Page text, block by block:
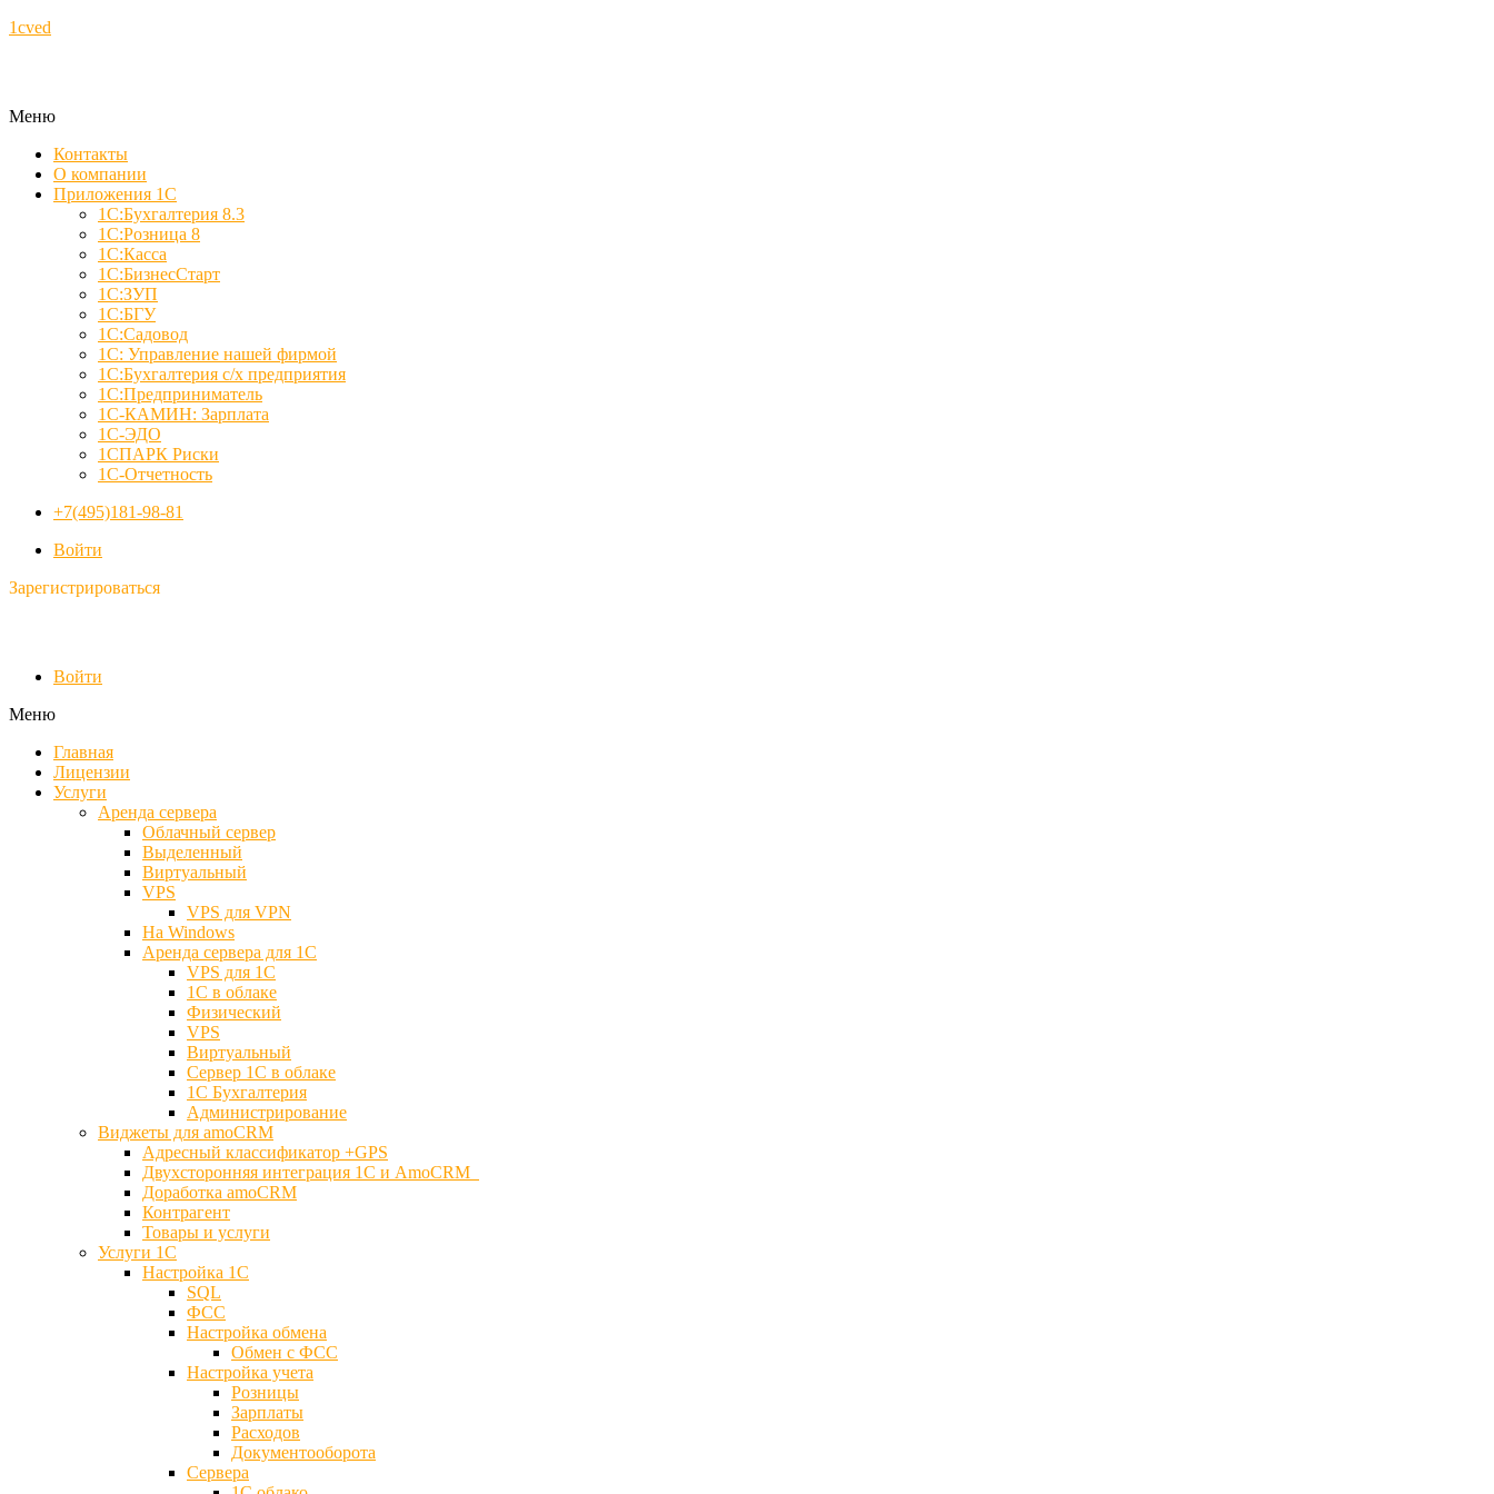
1cved
Меню
Контакты
О компании
Приложения 1С
1С:Бухгалтерия 8.3
1С:Розница 8
1С:Касса
1С:БизнесСтарт
1С:ЗУП
1С:БГУ
1С:Садовод
1С: Управление нашей фирмой
1С:Бухгалтерия с/х предприятия
1С:Предприниматель
1С-КАМИН: Зарплата
1С-ЭДО
1СПАРК Риски
1С-Отчетность
+7(495)181-98-81
Войти
Зарегистрироваться
Войти
Меню
Главная
Лицензии
Услуги
Аренда сервера
Облачный сервер
Выделенный
Виртуальный
VPS
VPS для VPN
На Windows
Аренда сервера для 1С
VPS для 1С
1С в облаке
Физический
VPS
Виртуальный
Сервер 1С в облаке
1С Бухгалтерия
Администрирование
Виджеты для amoCRM
Адресный классификатор +GPS
Двухсторонняя интеграция 1С и AmoCRM
Доработка amoCRM
Контрагент
Товары и услуги
Услуги 1С
Настройка 1С
SQL
ФСС
Настройка обмена
Обмен с ФСС
Настройка учета
Розницы
Зарплаты
Расходов
Документооборота
Сервера